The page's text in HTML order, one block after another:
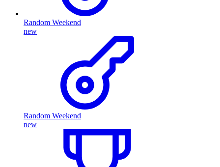
Random Weekend
new
Random Weekend
new